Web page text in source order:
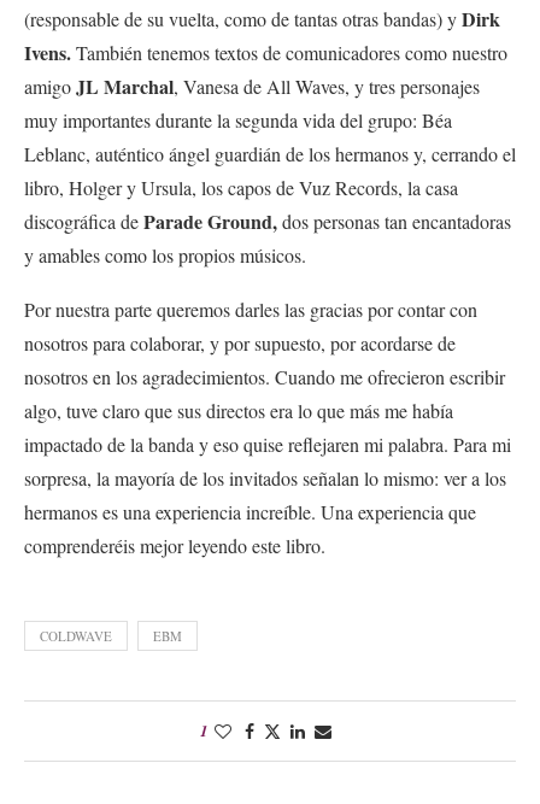
(responsable de su vuelta, como de tantas otras bandas) yDirk
Ivens.También tenemos textos de comunicadores como nuestro
amigoJL Marchal, Vanesa de All Waves, y tres personajes
muy importantes durante la segunda vida del grupo: Béa
Leblanc, auténtico ángel guardián de los hermanos y, cerrando el
libro, Holger y Ursula, los capos de Vuz Records, la casa
discográfica deParade Ground,dos personas tan encantadoras
y amables como los propios músicos.
Por nuestra parte queremos darles las gracias por contar con
nosotros para colaborar, y por supuesto, por acordarse de
nosotros en los agradecimientos. Cuando me ofrecieron escribir
algo, tuve claro que sus directos era lo que más me había
impactado de la banda y eso quise reflejaren mi palabra. Para mi
sorpresa, la mayoría de los invitados señalan lo mismo: ver a los
hermanos es una experiencia increíble. Una experiencia que
comprenderéis mejor leyendo este libro.
COLDWAVE EBM
1